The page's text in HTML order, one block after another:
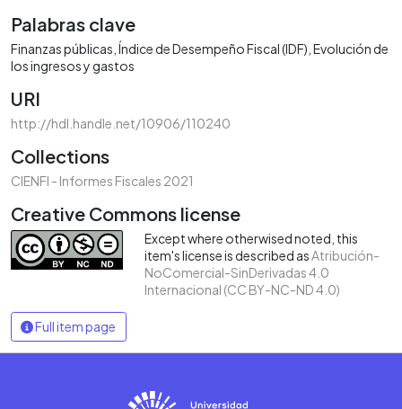
Palabras clave
Finanzas públicas Índice de Desempeño Fiscal (IDF) Evolución de
los ingresos y gastos
URI
http://hdl.handle.net/10906/110240
Collections
CIENFI - Informes Fiscales 2021
Creative Commons license
Except where otherwised noted, this
item's license is described asAtribución-
NoComercial-SinDerivadas 4.0
Internacional (CC BY-NC-ND 4.0)
Full item page